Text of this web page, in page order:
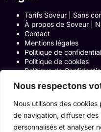
Nous respectons
Nous utilisons des
de navigation, diffuser
personnalisés et analyser
Tarifs Soveur | Sans
À propos de Soveur |
Contact
Mentions légales
Politique de
Politique de cookies
Politique de
Blog
Programme Affiliation
Conditions générales
ACCUEIL